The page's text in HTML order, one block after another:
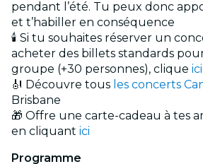
pendant l’été. Tu peux donc
et t’habiller en conséquence
🕯️ Si tu souhaites réserver un
acheter des billets standards
groupe (+30 personnes), clique ici
🎻 Découvre tous les concerts
Brisbane
🎁 Offre une carte-cadeau à tes
en cliquant ici
Programme